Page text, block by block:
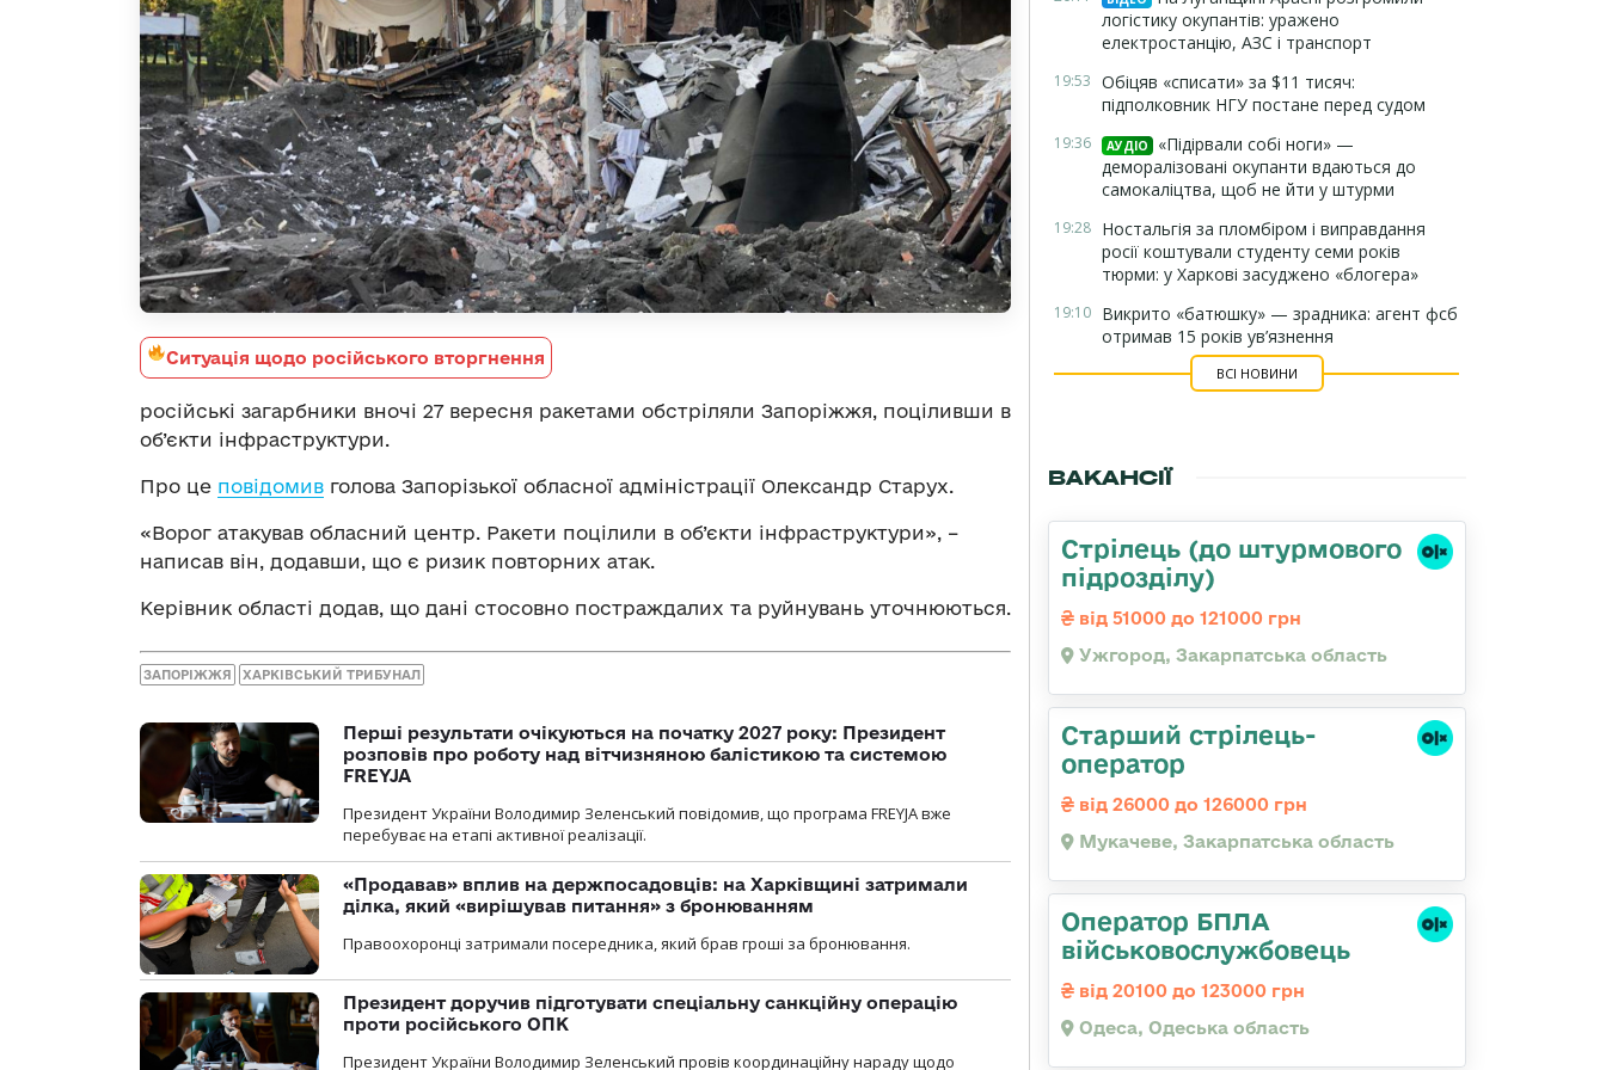
Ситуація щодо російського вторгнення
російські загарбники вночі 27 вересня ракетами обстріляли Запоріжжя, поціливши в
об’єкти інфраструктури.
Про це повідомив голова Запорізької обласної адміністрації Олександр Старух.
«Ворог атакував обласний центр. Ракети поцілили в об’єкти інфраструктури», –
написав він, додавши, що є ризик повторних атак.
Керівник області додав, що дані стосовно постраждалих та руйнувань уточнюються.
ЗАПОРІЖЖЯ ХАРКІВСЬКИЙ ТРИБУНАЛ
Перші результати очікуються на початку 2027 року: Президент
розповів про роботу над вітчизняною балістикою та системою
FREYJA
Президент України Володимир Зеленський повідомив, що програма FREYJA вже
перебуває на етапі активної реалізації.
«Продавав» вплив на держпосадовців: на Харківщині затримали
ділка, який «вирішував питання» з бронюванням
Правоохоронці затримали посередника, який брав гроші за бронювання.
Президент доручив підготувати спеціальну санкційну операцію
проти російського ОПК
Президент України Володимир Зеленський провів координаційну нараду щодо
логістику окупантів: уражено
електростанцію, АЗС і транспорт
19:53 Обіцяв «списати» за $11 тисяч:
підполковник НГУ постане перед судом
19:36 АУДІО
«Підірвали собі ноги» —
деморалізовані окупанти вдаються до
самокаліцтва, щоб не йти у штурми
19:28 Ностальгія за пломбіром і виправдання
росії коштували студенту семи років
тюрми: у Харкові засуджено «блогера»
19:10 Викрито «батюшку» — зрадника: агент фсб
отримав 15 років ув’язнення
ВСІ НОВИНИ
ВАКАНСІЇ
Стрілець (до штурмового
підрозділу)
від 51000 до 121000 грн
Ужгород, Закарпатська область
Старший стрілець-
оператор
від 26000 до 126000 грн
Мукачеве, Закарпатська область
Оператор БПЛА
військовослужбовець
від 20100 до 123000 грн
Одеса, Одеська область